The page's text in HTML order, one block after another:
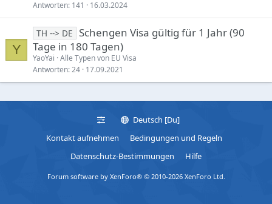
Antworten 141 16.03.2024
Y
TH --> DE
Schengen Visa gültig für 1 Jahr (90
Tage in 180 Tagen)
YaoYai Alle Typen von EU Visa
Antworten 24 17.09.2021
Deutsch [Du]
Kontakt aufnehmen
Bedingungen und Regeln
Datenschutz-Bestimmungen
Hilfe
Forum software by XenForo® © 2010-2026 XenForo Ltd.